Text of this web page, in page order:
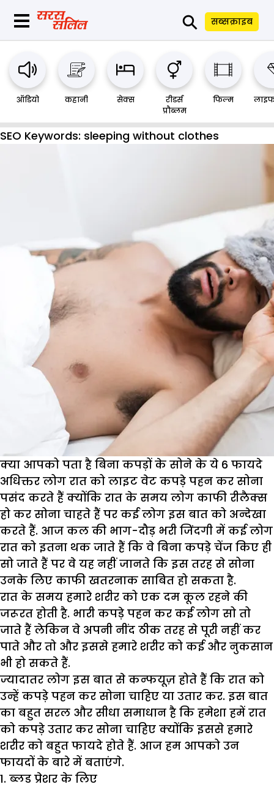
⚲ सब्सक्राइब
ऑडियो कहानी सेक्स
रीडर्स
प्रौब्लम
फिल्म
SEO Keywords: sleeping without clothes
क्या आपको पता है बिना कपड़ों के सोने के ये 6 फायदे
अधिक्तर लोग रात को लाइट वेट कपड़े पहन कर सोना
पसंद करते हैं क्योंकि रात के समय लोग काफी रीलैक्स
हो कर सोना चाहते हैं पर कई लोग इस बात को अन्देखा
करते हैं. आज कल की भाग-दौड़ भरी जिंदगी में कई लोग
रात को इतना थक जाते हैं कि वे बिना कपड़े चेंज किए ही
सो जाते हैं पर वे यह नहीं जानते कि इस तरह से सोना
उनके लिए काफी खतरनाक साबित हो सकता है.
रात के समय हमारे शरीर को एक दम कूल रहने की
जरूरत होती है. भारी कपड़े पहन कर कई लोग सो तो
जाते हैं लेकिन वे अपनी नींद ठीक तरह से पूरी नहीं कर
पाते और तो और इससे हमारे शरीर को कई और नुकसान
भी हो सकते हैं.
ज्यादातर लोग इस बात से कन्फयूज़ होते हैं कि रात को
उन्हें कपड़े पहन कर सोना चाहिए या उतार कर. इस बात
का बहुत सरल और सीधा समाधान है कि हमेशा हमें रात
को कपड़े उतार कर सोना चाहिए क्योंकि इससे हमारे
शरीर को बहुत फायदे होते हैं. आज हम आपको उन
फायदों के बारे में बताएंगे.
1. ब्लड प्रेशर के लिए